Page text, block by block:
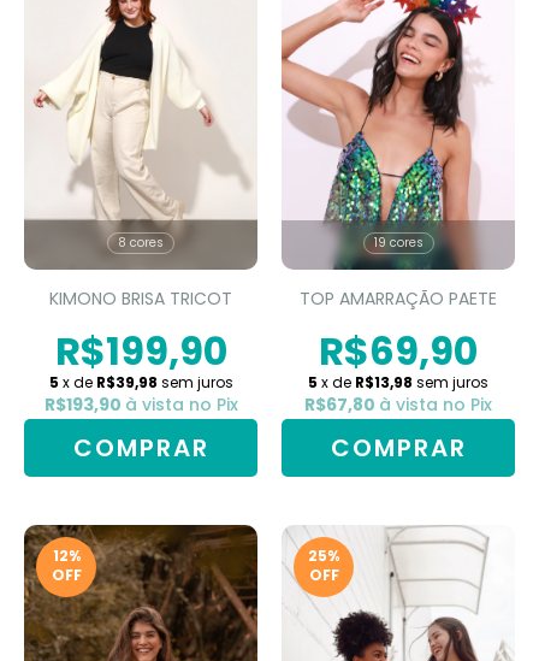
8 cores
KIMONO BRISA TRICOT
R$199,90
5 x de R$39,98 sem juros
R$193,90 à vista no Pix
COMPRAR
19 cores
TOP AMARRAÇÃO PAETE
R$69,90
5 x de R$13,98 sem juros
R$67,80 à vista no Pix
COMPRAR
12%
OFF
25%
OFF